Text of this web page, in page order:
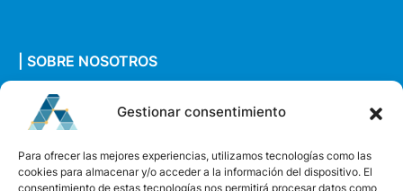
Gestionar consentimiento
Para ofrecer las mejores experiencias, utilizamos tecnologías como las
cookies para almacenar y/o acceder a la información del dispositivo. El
consentimiento de estas tecnologías nos permitirá procesar datos como
| SOBRE NOSOTROS
Quiénes somos
Envíanos un mensaje